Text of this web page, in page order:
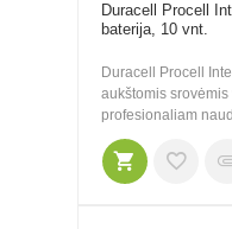
Duracell Procell
baterija, 10 vnt.
Duracell Procell
aukštomis
profesionaliam